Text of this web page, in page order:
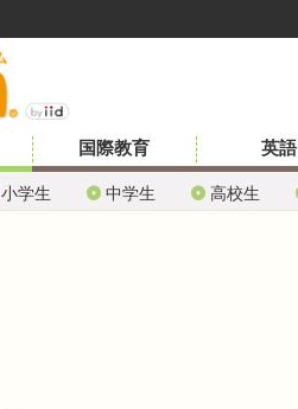
小学生 中学生 高校生
国際教育 英語